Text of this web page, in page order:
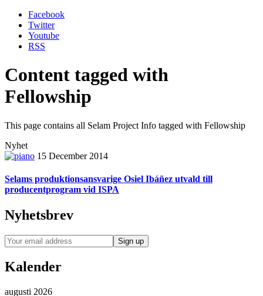
Facebook
Twitter
Youtube
RSS
Content tagged with
Fellowship
This page contains all Selam Project Info tagged with Fellowship
Nyhet
15 December 2014
Selams produktionsansvarige Osiel Ibáñez utvald till
producentprogram vid ISPA
Nyhetsbrev
Kalender
augusti 2026